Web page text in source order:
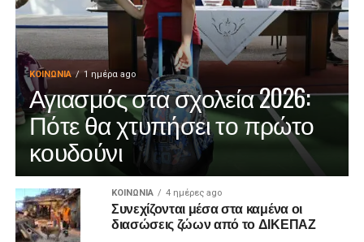
ΚΟΙΝΩΝΊΑ 1 ημέρα ago
Αγιασμός στα σχολεία 2026:
Πότε θα χτυπήσει το πρώτο
κουδούνι
ΚΟΙΝΩΝΊΑ 4 ημέρες ago
Συνεχίζονται μέσα στα καμένα οι
διασώσεις ζώων από το ΔΙΚΕΠΑΖ